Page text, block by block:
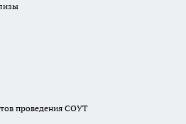
проведения СОУТ